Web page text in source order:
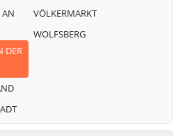
AN
DER
VÖLKERMARKT
WOLFSBERG